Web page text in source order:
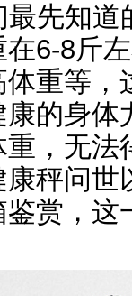
最先知
6-8斤
重等
的身
，无法
秤问
赏，